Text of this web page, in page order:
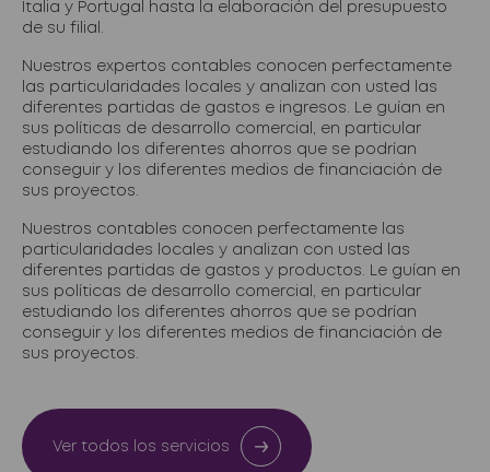
Italia y Portugal hasta la elaboración del presupuesto
de su filial.
Nuestros expertos contables conocen perfectamente
las particularidades locales y analizan con usted las
diferentes partidas de gastos e ingresos. Le guían en
sus políticas de desarrollo comercial, en particular
estudiando los diferentes ahorros que se podrían
conseguir y los diferentes medios de financiación de
sus proyectos.
Nuestros contables conocen perfectamente las
particularidades locales y analizan con usted las
diferentes partidas de gastos y productos. Le guían en
sus políticas de desarrollo comercial, en particular
estudiando los diferentes ahorros que se podrían
conseguir y los diferentes medios de financiación de
sus proyectos.
Ver todos los servicios